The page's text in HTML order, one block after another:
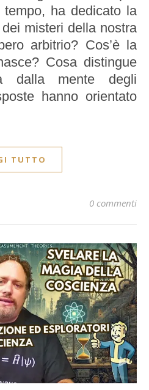
ha dedicato la
misteri della nostra
arbitrio? Cos’è la
Cosa distingue
dalla mente degli
hanno orientato
TUTTO
0 commenti